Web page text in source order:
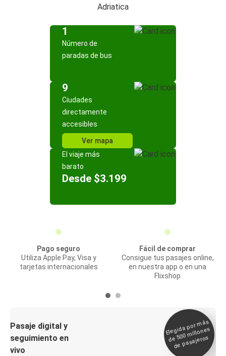
Adriatica
1
Número de
paradas de bus
9
Ciudades
directamente
accesibles
Ver mapa
El viaje más
barato
Desde $3.199
Pago seguro
Utiliza Apple Pay, Visa y
tarjetas internacionales
Fácil de comprar
Consigue tus pasajes online,
en nuestra app o en una
Flixshop
Pasaje digital y
seguimiento en
vivo
Elegida por
más
de 500
millones
de pasajeros